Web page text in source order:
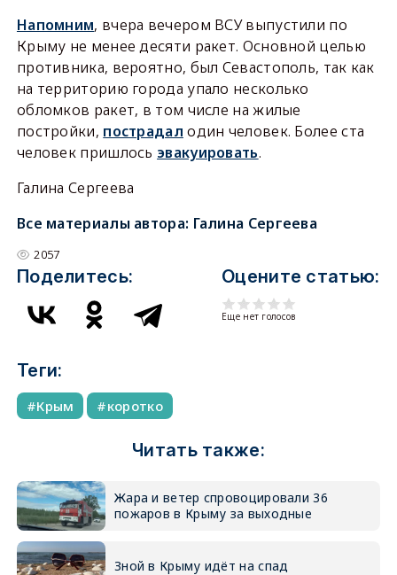
Напомним, вчера вечером ВСУ выпустили по
Крыму не менее десяти ракет. Основной целью
противника, вероятно, был Севастополь, так как
на территорию города упало несколько
обломков ракет, в том числе на жилые
постройки, пострадал один человек. Более ста
человек пришлось эвакуировать.
Галина Сергеева
Все материалы автора: Галина Сергеева
2057
Поделитесь: Оцените статью:
Еще нет голосов
Теги:
Крым коротко
Читать также:
Жара и ветер спровоцировали 36
пожаров в Крыму за выходные
Зной в Крыму идёт на спад